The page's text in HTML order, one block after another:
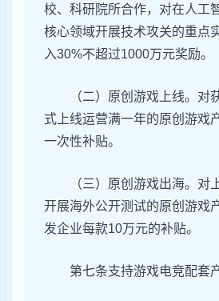
校、科研院所合作，对在人工
核心领域开展技术攻关的重点
入30%不超过1000万元奖励。
（二）原创游戏上线。对
式上线运营满一年的原创游戏
一次性补贴。
（三）原创游戏出海。对
开展海外公开测试的原创游戏
发企业每款10万元的补贴。
第七条支持游戏电竞配套